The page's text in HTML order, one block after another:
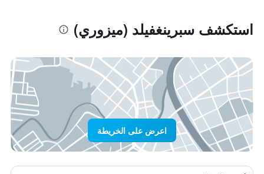
استكشف سبرينغفيلد (ميزوري)
اعرض على الخريطة